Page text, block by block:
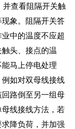
查看阻隔开关触
象。阻隔开关答
中的温度不应超
头、接点的温
马上停电处理
如对双母线接线
路倒至另一组母
线接线方法，若
降负荷，并加强